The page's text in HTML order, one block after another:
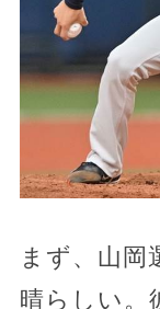
まず、山岡
晴らしい。